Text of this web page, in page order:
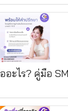
อะไร? คู่มือ